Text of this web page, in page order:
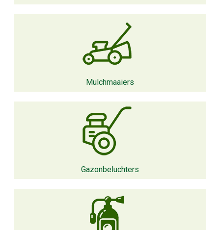
Mulchmaaiers
Gazonbeluchters